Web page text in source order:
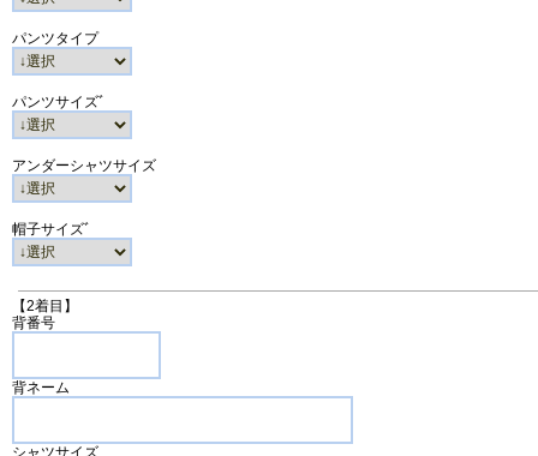
パンツタイプ
パンツサイズﾞ
アンダーシャツサイズ
帽子サイズﾞ
【2着目】
背番号
背ネーム
シャツサイズ